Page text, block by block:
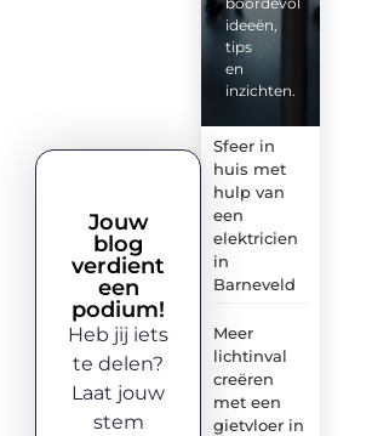
ideeën,
tips
en
inzichten.
Sfeer in
huis met
hulp van
een
elektricien
in
Barneveld
Meer
lichtinval
creëren
met een
gietvloer in
Jouw
blog
verdient
een
podium!
Heb jij iets
te delen?
Laat jouw
stem